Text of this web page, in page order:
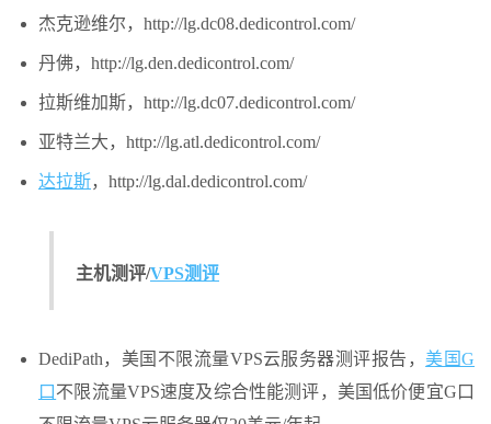
杰克逊维尔，http://lg.dc08.dedicontrol.com/
丹佛，http://lg.den.dedicontrol.com/
拉斯维加斯，http://lg.dc07.dedicontrol.com/
亚特兰大，http://lg.atl.dedicontrol.com/
达拉斯，http://lg.dal.dedicontrol.com/
主机测评/VPS测评
DediPath，美国不限流量VPS云服务器测评报告， 美国G
口 不限流量VPS速度及综合性能测评，美国低价便宜G口